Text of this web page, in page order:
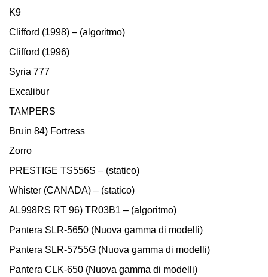
K9
Сlifford (1998) – (algoritmo)
Сlifford (1996)
Syria 777
Excalibur
TAMPERS
Bruin 84) Fortress
Zorro
PRESTIGE TS556S – (statico)
Whister (CANADA) – (statico)
AL998RS RT 96) TR03B1 – (algoritmo)
Pantera SLR-5650 (Nuova gamma di modelli)
Pantera SLR-5755G (Nuova gamma di modelli)
Pantera CLK-650 (Nuova gamma di modelli)